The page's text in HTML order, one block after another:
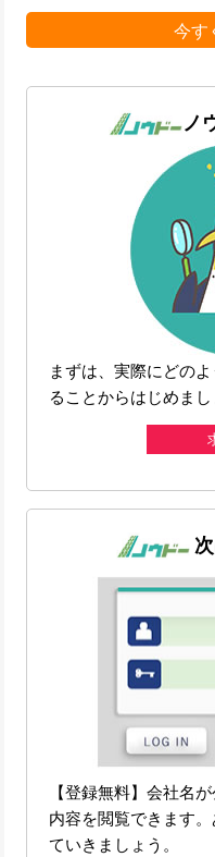
今す
ノ
まずは、実際にどの
ることからはじめま
【登録無料】会社名
内容を閲覧できます
ていきましょう。